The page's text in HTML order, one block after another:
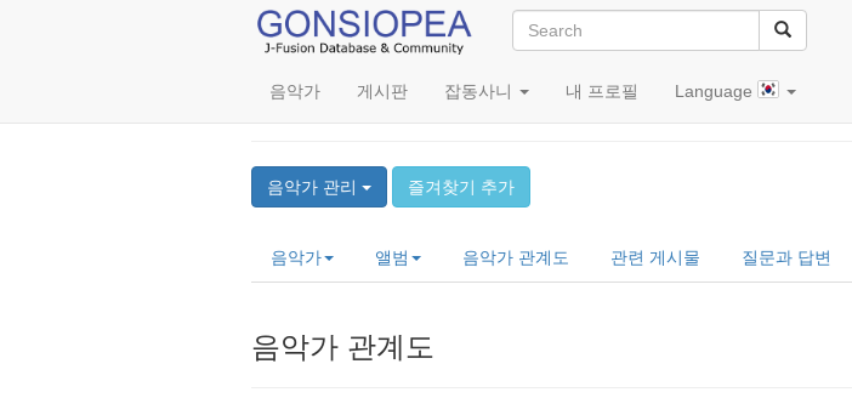
음악가 게시판 잡동사니 내 프로필 Language
Koh Ohtani
음악가 관리 즐겨찾기 추가
음악가 앨범 음악가 관계도 관련 게시물 질문과 답변
음악가 관계도